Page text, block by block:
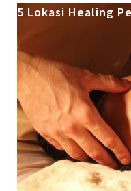
5 Lokasi Healing